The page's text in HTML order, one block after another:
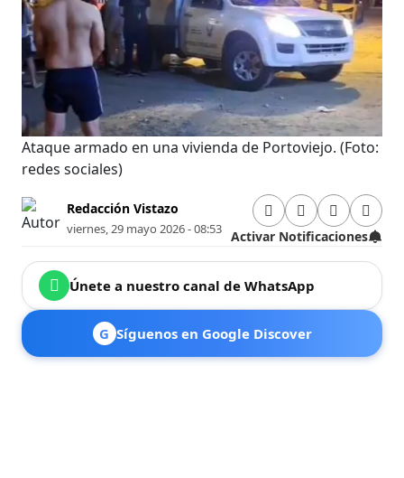
Ataque armado en una vivienda de Portoviejo.(Foto:
redes sociales)
Redacción Vistazo
viernes, 29 mayo 2026 - 08:53 Activar Notificaciones
Únete a nuestro canal de WhatsApp
G Síguenos en Google Discover